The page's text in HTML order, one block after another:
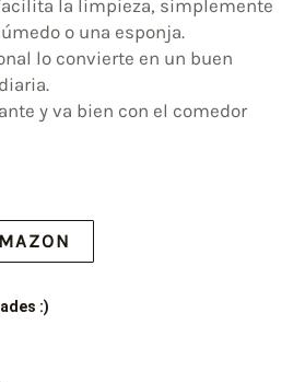
la limpieza, simplemente
o una esponja.
lo convierte en un buen
y va bien con el comedor
:)